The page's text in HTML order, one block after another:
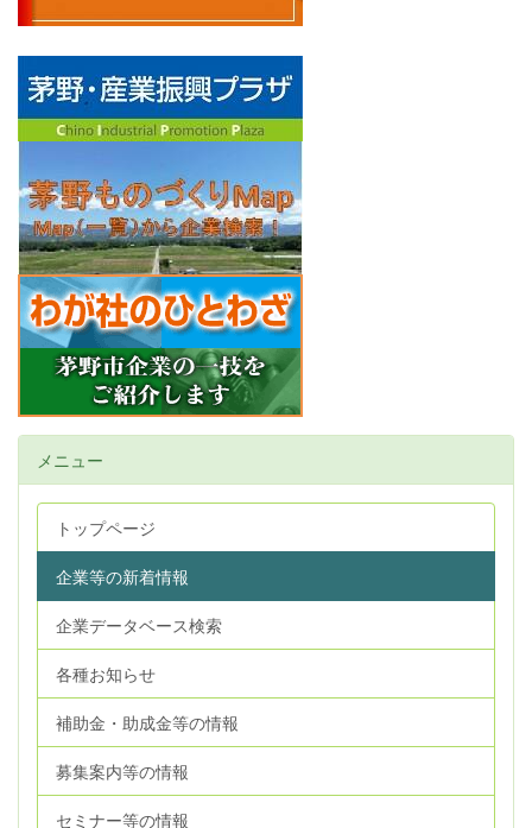
メニュー
トップページ
企業等の新着情報
企業データベース検索
各種お知らせ
補助金・助成金等の情報
募集案内等の情報
セミナー等の情報